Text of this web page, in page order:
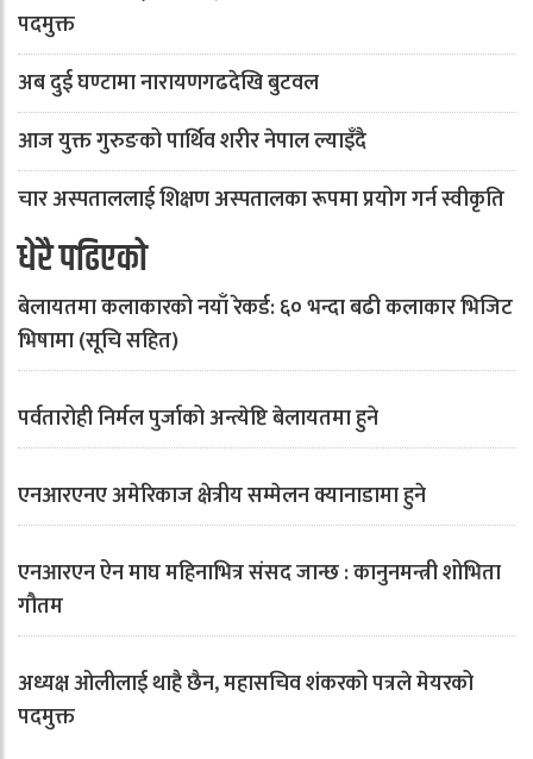
पदमुक्त
अब दुई घण्टामा नारायणगढदेखि बुटवल
आज युक्त गुरुङको पार्थिव शरीर नेपाल ल्याइँदै
चार अस्पताललाई शिक्षण अस्पतालका रूपमा प्रयोग गर्न स्वीकृति
धेरै पढिएको
बेलायतमा कलाकारको नयाँ रेकर्ड: ६० भन्दा बढी कलाकार भिजिट
भिषामा (सूचि सहित)
पर्वतारोही निर्मल पुर्जाको अन्त्येष्टि बेलायतमा हुने
एनआरएनए अमेरिकाज क्षेत्रीय सम्मेलन क्यानाडामा हुने
एनआरएन ऐन माघ महिनाभित्र संसद जान्छ : कानुनमन्त्री शोभिता
गौतम
अध्यक्ष ओलीलाई थाहै छैन, महासचिव शंकरको पत्रले मेयरको
पदमुक्त